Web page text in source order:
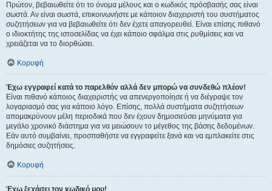
Πρώτον, βεβαιωθείτε ότι το όνομα μέλους και ο κωδικός πρόσβασής σας είναι
σωστά. Αν είναι σωστά, επικοινωνήστε με κάποιον διαχειριστή του συστήματος
συζητήσεων για να βεβαιωθείτε ότι δεν έχετε απαγορευθεί. Είναι επίσης πιθανό
ο ιδιοκτήτης της ιστοσελίδας να έχει κάποιο σφάλμα στις ρυθμίσεις και να
χρειάζεται να το διορθώσει.
Κορυφή
Έχω εγγραφεί κατά το παρελθόν αλλά δεν μπορώ να συνδεθώ πλέον!
Είναι πιθανό κάποιος διαχειριστής να απενεργοποίησε ή να διέγραψε τον
λογαριασμό σας για κάποιο λόγο. Επίσης, πολλά συστήματα συζητήσεων
απομακρύνουν μέλη περιοδικά που δεν έχουν δημοσιεύσει μηνύματα για
μεγάλο χρονικό διάστημα για να μειώσουν το μέγεθος της βάσης δεδομένων.
Εάν αυτό συμβαίνει, προσπαθήστε να εγγραφείτε ξανά και να εμπλακείτε στις
δημόσιες συζητήσεις.
Κορυφή
Έχω ξεχάσει τον κωδικό μου!